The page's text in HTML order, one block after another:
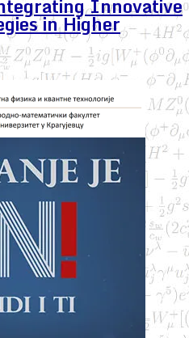
Innovative
in Higher